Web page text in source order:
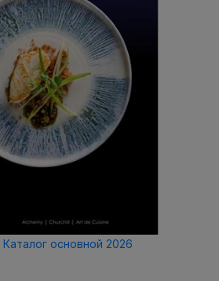
основной 2026